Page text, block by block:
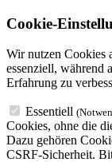
Cookie-
Wir nutzen Cookies
essenziell, während
Erfahrung zu
Essentiell
Cookies, ohne die
Dazu gehören
CSRF-Sicherheit.